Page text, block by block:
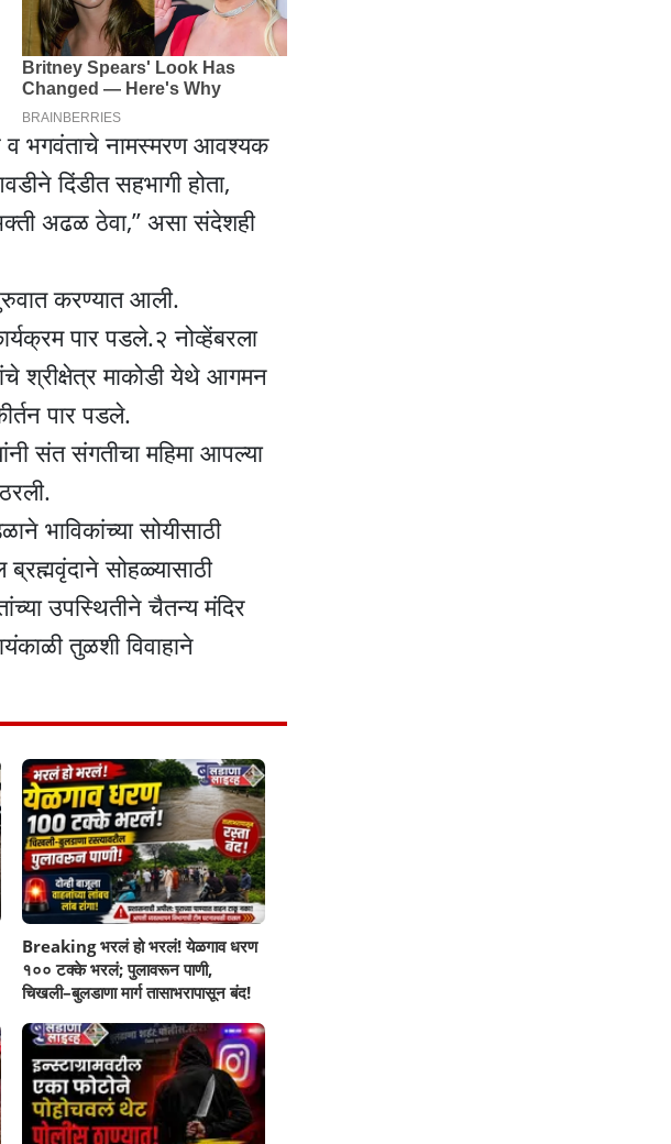
व भगवंताचे नामस्मरण आवश्यक
दिंडीत सहभागी होता,
अढळ ठेवा,” असा संदेशही
करण्यात आली.
पार पडले.२ नोव्हेंबरला
श्रीक्षेत्र माकोडी येथे आगमन
पार पडले.
संत संगतीचा महिमा आपल्या
भाविकांच्या सोयीसाठी
सोहळ्यासाठी
उपस्थितीने चैतन्य मंदिर
तुळशी विवाहाने
Breaking भरलं हो भरलं! येळगाव धरण
१०० टक्के भरलं; पुलावरून पाणी,
चिखली–बुलडाणा मार्ग तासाभरापासून बंद!